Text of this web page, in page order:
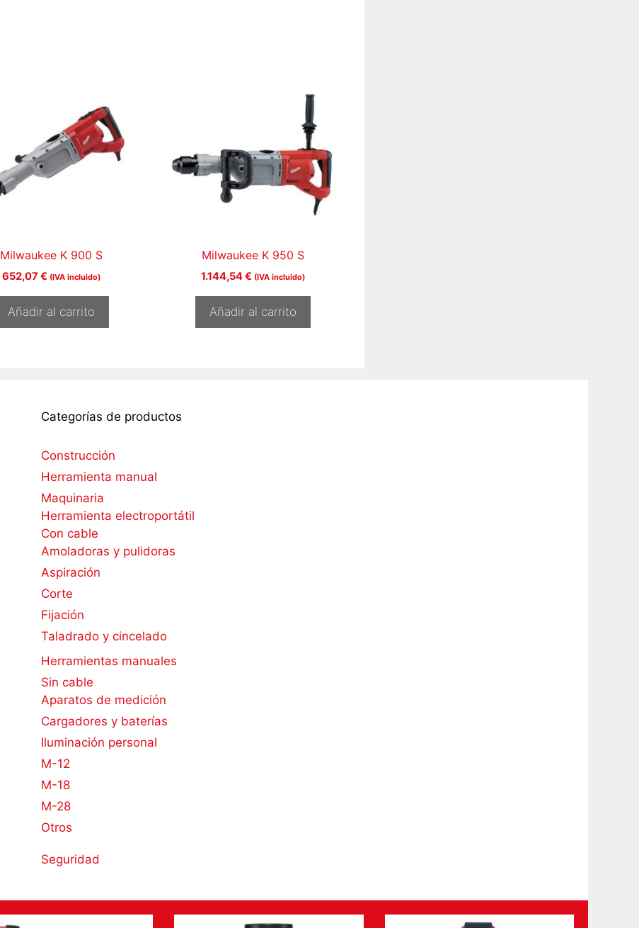
Milwaukee K 900 S
652,07€ (IVA incluido)
Añadir al carrito
Milwaukee K 950 S
1.144,54€ (IVA incluido)
Añadir al carrito
Categorías de productos
Construcción
Herramienta manual
Maquinaria
Herramienta electroportátil
Con cable
Amoladoras y pulidoras
Aspiración
Corte
Fijación
Taladrado y cincelado
Herramientas manuales
Sin cable
Aparatos de medición
Cargadores y baterías
Iluminación personal
M-12
M-18
M-28
Otros
Seguridad